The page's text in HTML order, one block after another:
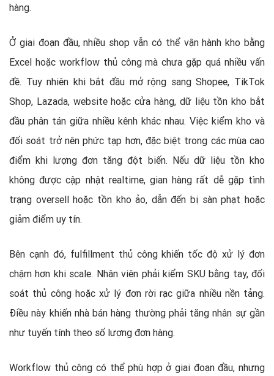
hàng.
Ở giai đoạn đầu, nhiều shop vẫn có thể vận hành kho bằng
Excel hoặc workflow thủ công mà chưa gặp quá nhiều vấn
đề. Tuy nhiên khi bắt đầu mở rộng sang Shopee, TikTok
Shop, Lazada, website hoặc cửa hàng, dữ liệu tồn kho bắt
đầu phân tán giữa nhiều kênh khác nhau. Việc kiểm kho và
đối soát trở nên phức tạp hơn, đặc biệt trong các mùa cao
điểm khi lượng đơn tăng đột biến. Nếu dữ liệu tồn kho
không được cập nhật realtime, gian hàng rất dễ gặp tình
trạng oversell hoặc tồn kho ảo, dẫn đến bị sàn phạt hoặc
giảm điểm uy tín.
Bên cạnh đó, fulfillment thủ công khiến tốc độ xử lý đơn
chậm hơn khi scale. Nhân viên phải kiểm SKU bằng tay, đối
soát thủ công hoặc xử lý đơn rời rạc giữa nhiều nền tảng.
Điều này khiến nhà bán hàng thường phải tăng nhân sự gần
như tuyến tính theo số lượng đơn hàng.
Workflow thủ công có thể phù hợp ở giai đoạn đầu, nhưng